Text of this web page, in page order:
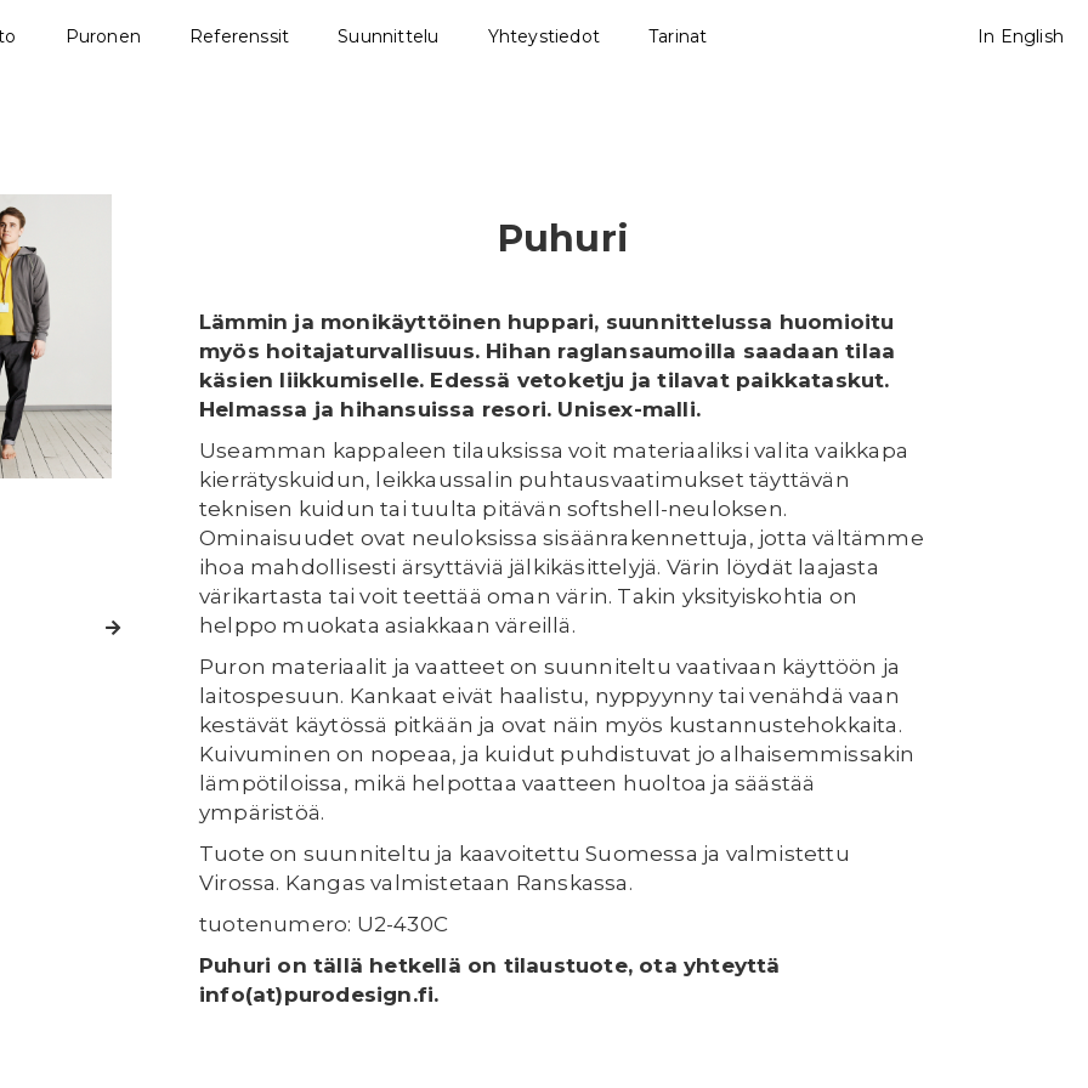
Puronen Referenssit Suunnittelu Yhteystiedot Tarinat In English
Puhuri
Lämmin ja monikäyttöinen huppari, suunnittelussa huomioitu
myös hoitajaturvallisuus. Hihan raglansaumoilla saadaan tilaa
käsien liikkumiselle. Edessä vetoketju ja tilavat paikkataskut.
Helmassa ja hihansuissa resori. Unisex-malli.
Useamman kappaleen tilauksissa voit materiaaliksi valita vaikkapa
kierrätyskuidun, leikkaussalin puhtausvaatimukset täyttävän
teknisen kuidun tai tuulta pitävän softshell-neuloksen.
Ominaisuudet ovat neuloksissa sisäänrakennettuja, jotta vältämme
ihoa mahdollisesti ärsyttäviä jälkikäsittelyjä. Värin löydät laajasta
värikartasta tai voit teettää oman värin. Takin yksityiskohtia on
helppo muokata asiakkaan väreillä.
Puron materiaalit ja vaatteet on suunniteltu vaativaan käyttöön ja
laitospesuun. Kankaat eivät haalistu, nyppyynny tai venähdä vaan
kestävät käytössä pitkään ja ovat näin myös kustannustehokkaita.
Kuivuminen on nopeaa, ja kuidut puhdistuvat jo alhaisemmissakin
lämpötiloissa, mikä helpottaa vaatteen huoltoa ja säästää
ympäristöä.
Tuote on suunniteltu ja kaavoitettu Suomessa ja valmistettu
Virossa. Kangas valmistetaan Ranskassa.
tuotenumero: U2-430C
Puhuri on tällä hetkellä on tilaustuote, ota yhteyttä
info(at)purodesign.fi.